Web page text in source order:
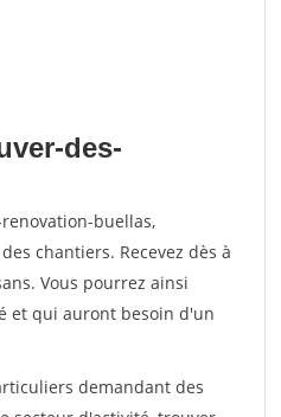
des-
buellas,
chantiers. Recevez dès à
Vous pourrez ainsi
et qui auront besoin d'un
demandant des